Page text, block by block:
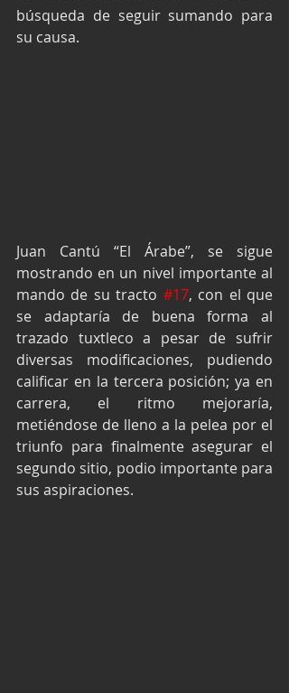
búsqueda de seguir sumando para
su causa.
Juan Cantú “El Árabe”, se sigue
mostrando en un nivel importante al
mando de su tracto #17, con el que
se adaptaría de buena forma al
trazado tuxtleco a pesar de sufrir
diversas modificaciones, pudiendo
calificar en la tercera posición; ya en
carrera, el ritmo mejoraría,
metiéndose de lleno a la pelea por el
triunfo para finalmente asegurar el
segundo sitio, podio importante para
sus aspiraciones.